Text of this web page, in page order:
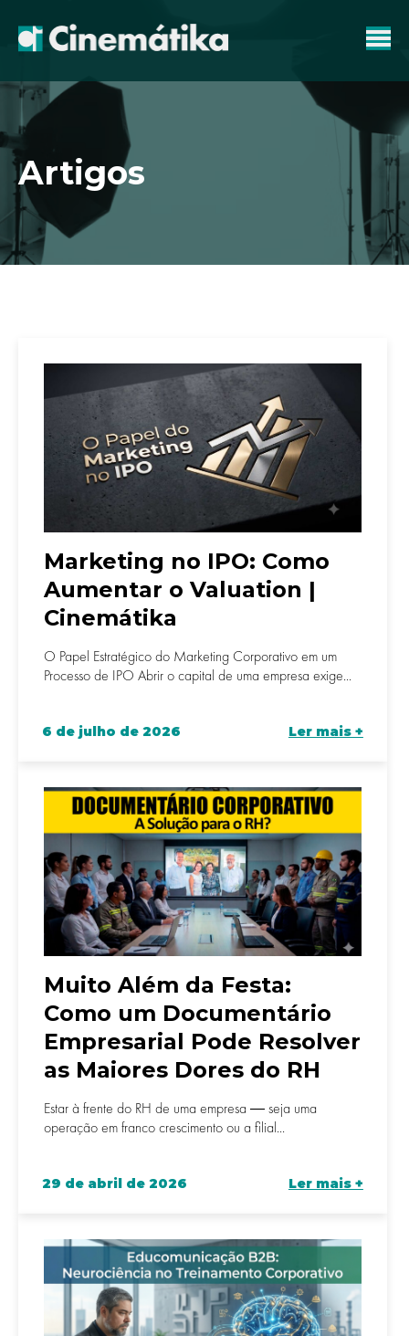
Artigos
Marketing no IPO: Como
Aumentar o Valuation |
Cinemátika
O Papel Estratégico do Marketing Corporativo em um
Processo de IPO Abrir o capital de uma empresa exige...
6 de julho de 2026 Ler mais +
Muito Além da Festa:
Como um Documentário
Empresarial Pode Resolver
as Maiores Dores do RH
Estar à frente do RH de uma empresa — seja uma
operação em franco crescimento ou a filial...
29 de abril de 2026 Ler mais +